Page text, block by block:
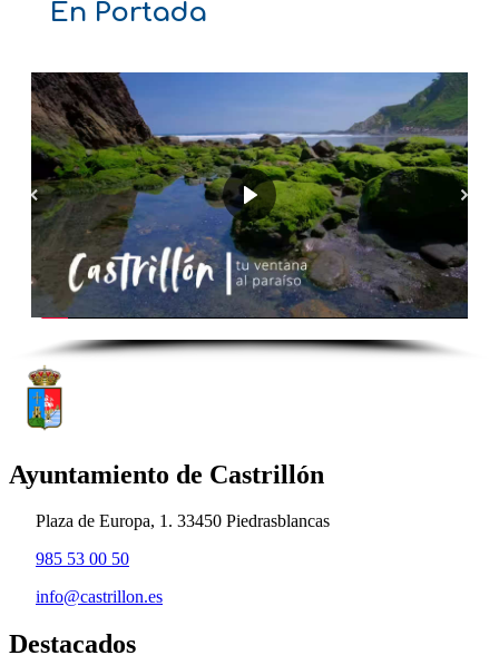
En Portada
Ayuntamiento de Castrillón
Plaza de Europa, 1. 33450 Piedrasblancas
985 53 00 50
info@castrillon.es
Destacados